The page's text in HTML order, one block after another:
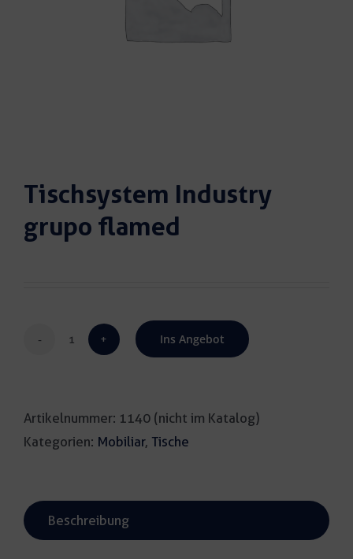
Tischsystem Industry
grupo flamed
Tischsystem
flamed
Menge
Ins Angebot
Artikelnummer: 1140 (nicht im Katalog)
Kategorien: Mobiliar, Tische
Beschreibung